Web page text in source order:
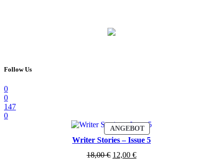
Follow Us
0
0
147
0
ANGEBOTPRODUKT
IM
ANGEBOT
Writer Stories – Issue 5
18,00€ Ursprünglicher
12,00 €Aktueller